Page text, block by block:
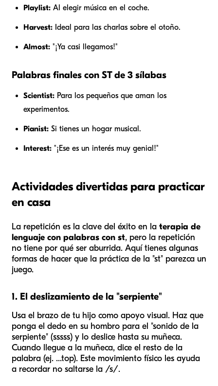
Playlist: Al elegir música en el coche.
Harvest: Ideal para las charlas sobre el otoño.
Almost: "¡Ya casi llegamos!"
Palabras finales con ST de 3 sílabas
Scientist: Para los pequeños que aman los
experimentos.
Pianist: Si tienes un hogar musical.
Interest: "¡Ese es un interés muy genial!"
Actividades divertidas para practicar
en casa
La repetición es la clave del éxito en la terapia de
lenguaje con palabras con st, pero la repetición
no tiene por qué ser aburrida. Aquí tienes algunas
formas de hacer que la práctica de la "st" parezca un
juego.
1. El deslizamiento de la "serpiente"
Usa el brazo de tu hijo como apoyo visual. Haz que
ponga el dedo en su hombro para el "sonido de la
serpiente" (sssss) y lo deslice hasta su muñeca.
Cuando llegue a la muñeca, dice el resto de la
palabra (ej. ...top). Este movimiento físico les ayuda
a recordar no saltarse la /s/.